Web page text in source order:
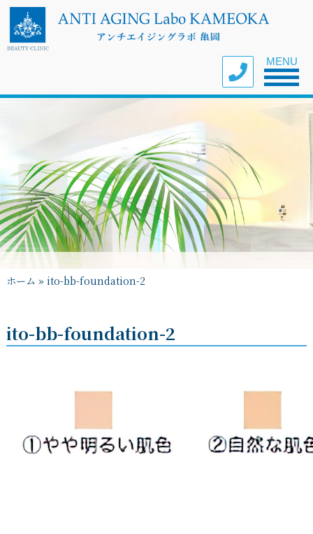
Toggle
MENU
ホーム » ito-bb-foundation-2
ito-bb-foundation-2